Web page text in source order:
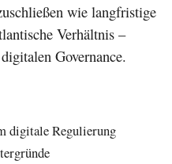
wie langfristige
Verhältnis –
Governance.
digitale Regulierung